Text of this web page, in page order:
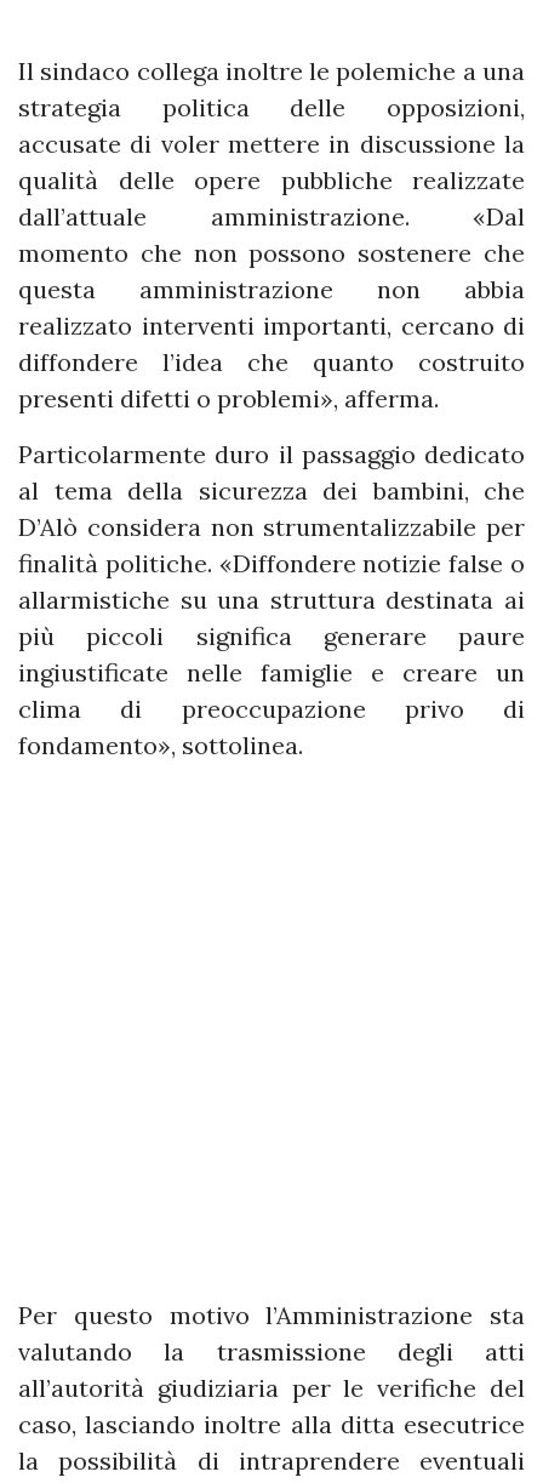
Il sindaco collega inoltre le polemiche a una
strategia politica delle opposizioni,
accusate di voler mettere in discussione la
qualità delle opere pubbliche realizzate
dall’attuale amministrazione. «Dal
momento che non possono sostenere che
questa amministrazione non abbia
realizzato interventi importanti, cercano di
diffondere l’idea che quanto costruito
presenti difetti o problemi», afferma.
Particolarmente duro il passaggio dedicato
al tema della sicurezza dei bambini, che
D’Alò considera non strumentalizzabile per
finalità politiche. «Diffondere notizie false o
allarmistiche su una struttura destinata ai
più piccoli significa generare paure
ingiustificate nelle famiglie e creare un
clima di preoccupazione privo di
fondamento», sottolinea.
Per questo motivo l’Amministrazione sta
valutando la trasmissione degli atti
all’autorità giudiziaria per le verifiche del
caso, lasciando inoltre alla ditta esecutrice
la possibilità di intraprendere eventuali